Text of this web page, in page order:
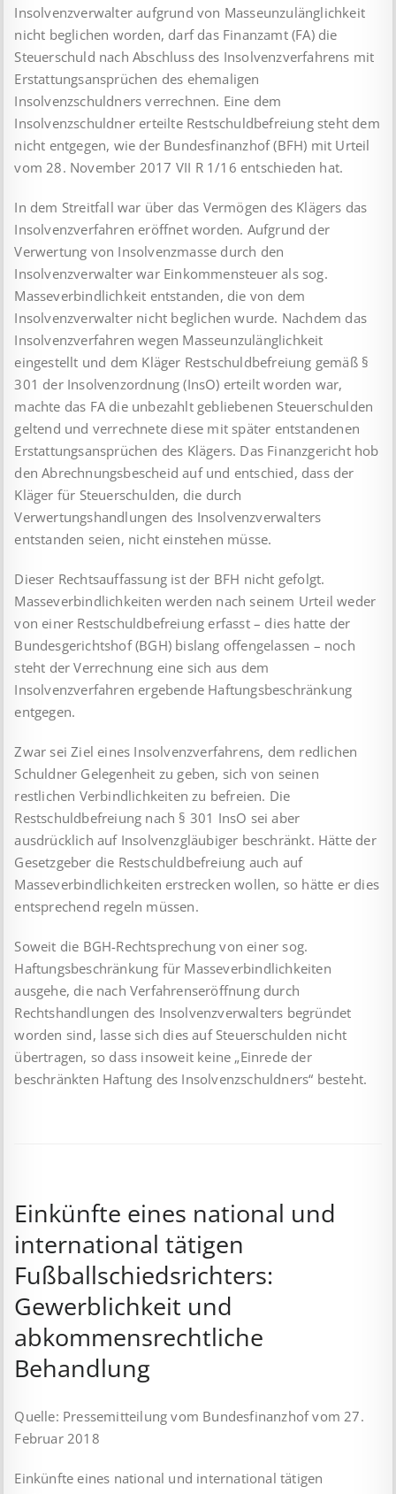
Insolvenzverwalter aufgrund von Masseunzulänglichkeit
nicht beglichen worden, darf das Finanzamt (FA) die
Steuerschuld nach Abschluss des Insolvenzverfahrens mit
Erstattungsansprüchen des ehemaligen
Insolvenzschuldners verrechnen. Eine dem
Insolvenzschuldner erteilte Restschuldbefreiung steht dem
nicht entgegen, wie der Bundesfinanzhof (BFH) mit Urteil
vom 28. November 2017 VII R 1/16 entschieden hat.
In dem Streitfall war über das Vermögen des Klägers das
Insolvenzverfahren eröffnet worden. Aufgrund der
Verwertung von Insolvenzmasse durch den
Insolvenzverwalter war Einkommensteuer als sog.
Masseverbindlichkeit entstanden, die von dem
Insolvenzverwalter nicht beglichen wurde. Nachdem das
Insolvenzverfahren wegen Masseunzulänglichkeit
eingestellt und dem Kläger Restschuldbefreiung gemäß §
301 der Insolvenzordnung (InsO) erteilt worden war,
machte das FA die unbezahlt gebliebenen Steuerschulden
geltend und verrechnete diese mit später entstandenen
Erstattungsansprüchen des Klägers. Das Finanzgericht hob
den Abrechnungsbescheid auf und entschied, dass der
Kläger für Steuerschulden, die durch
Verwertungshandlungen des Insolvenzverwalters
entstanden seien, nicht einstehen müsse.
Dieser Rechtsauffassung ist der BFH nicht gefolgt.
Masseverbindlichkeiten werden nach seinem Urteil weder
von einer Restschuldbefreiung erfasst – dies hatte der
Bundesgerichtshof (BGH) bislang offengelassen – noch
steht der Verrechnung eine sich aus dem
Insolvenzverfahren ergebende Haftungsbeschränkung
entgegen.
Zwar sei Ziel eines Insolvenzverfahrens, dem redlichen
Schuldner Gelegenheit zu geben, sich von seinen
restlichen Verbindlichkeiten zu befreien. Die
Restschuldbefreiung nach § 301 InsO sei aber
ausdrücklich auf Insolvenzgläubiger beschränkt. Hätte der
Gesetzgeber die Restschuldbefreiung auch auf
Masseverbindlichkeiten erstrecken wollen, so hätte er dies
entsprechend regeln müssen.
Soweit die BGH-Rechtsprechung von einer sog.
Haftungsbeschränkung für Masseverbindlichkeiten
ausgehe, die nach Verfahrenseröffnung durch
Rechtshandlungen des Insolvenzverwalters begründet
worden sind, lasse sich dies auf Steuerschulden nicht
übertragen, so dass insoweit keine „Einrede der
beschränkten Haftung des Insolvenzschuldners“ besteht.
Einkünfte eines national und
international tätigen
Fußballschiedsrichters:
Gewerblichkeit und
abkommensrechtliche
Behandlung
Quelle: Pressemitteilung vom Bundesfinanzhof vom 27.
Februar 2018
Einkünfte eines national und international tätigen